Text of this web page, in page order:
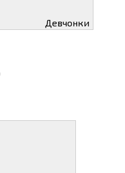
Девчонки